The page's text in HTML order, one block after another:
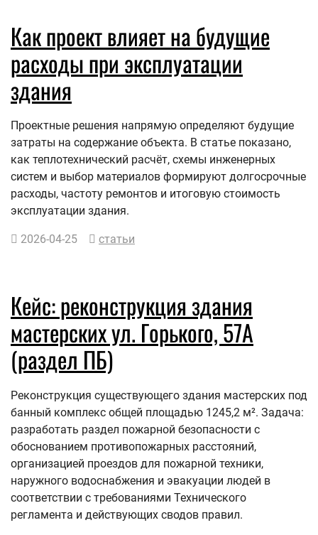
Как проект влияет на будущие
расходы при эксплуатации
здания
Проектные решения напрямую определяют будущие
затраты на содержание объекта. В статье показано,
как теплотехнический расчёт, схемы инженерных
систем и выбор материалов формируют долгосрочные
расходы, частоту ремонтов и итоговую стоимость
эксплуатации здания.
2026-04-25 статьи
Кейс: реконструкция здания
мастерских ул. Горького, 57А
(раздел ПБ)
Реконструкция существующего здания мастерских под
банный комплекс общей площадью 1245,2 м². Задача:
разработать раздел пожарной безопасности с
обоснованием противопожарных расстояний,
организацией проездов для пожарной техники,
наружного водоснабжения и эвакуации людей в
соответствии с требованиями Технического
регламента и действующих сводов правил.